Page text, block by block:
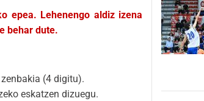
epea. Lehenengo aldiz izena
behar dute.
(4 digitu).
eskatzen dizuegu.